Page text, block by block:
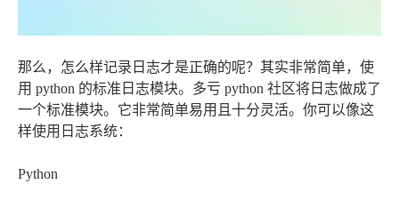
那么，怎么样记录日志才是正确的呢？其实非常简单，使
用 python 的标准日志模块。多亏 python 社区将日志做成了
一个标准模块。它非常简单易用且十分灵活。你可以像这
样使用日志系统：
Python